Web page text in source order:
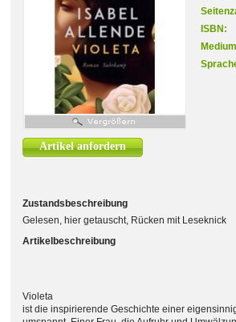
Artikel anfordern
ISBN:
Zustandsbeschreibung
Gelesen, hier getauscht, Rücken mit Leseknick
Artikelbeschreibung
Violeta
ist die inspirierende Geschichte einer